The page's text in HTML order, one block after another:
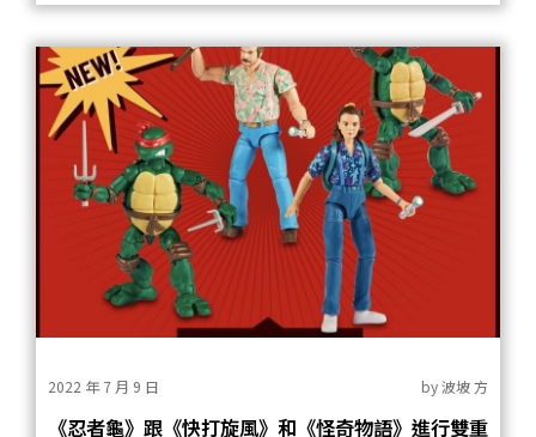
2022 年 7 月 9 日 by波坡 方
《忍者龜》跟《快打旋風》和《怪奇物語》進行雙重